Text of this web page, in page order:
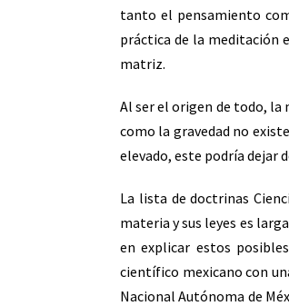
tanto el pensamiento
práctica de la meditación
matriz.
Al ser el origen de todo,
como la gravedad no
elevado, este podría dejar
La lista de doctrinas
materia y sus leyes es
en explicar estos
científico mexicano con
Nacional Autónoma de